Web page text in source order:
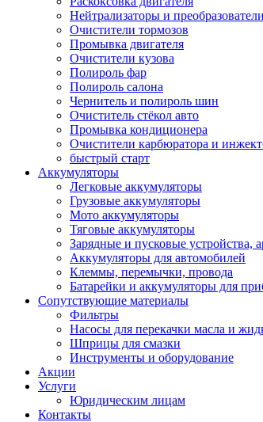
Нейтрализаторы и
Очистители тормозов
Промывка двигателя
Очистители кузова
Полироль фар
Полироль салона
Чернитель и полироль шин
Очиститель стёкол авто
Промывка кондиционера
Очистители карбюратора и
быстрый старт
Аккумуляторы
Легковые аккумуляторы
Грузовые аккумуляторы
Мото аккумуляторы
Тяговые аккумуляторы
Зарядные и пусковые устройства,
Аккумуляторы для автомобилей
Клеммы, перемычки, провода
Батарейки и аккумуляторы для
Сопутствующие материалы
Фильтры
Насосы для перекачки масла и
Шприцы для смазки
Инструменты и оборудование
Акции
Услуги
Юридическим лицам
Контакты